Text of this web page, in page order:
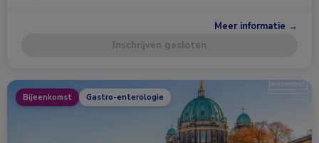
Meer informatie →
Inschrijven gesloten
Bijeenkomst Gastro-enterologie